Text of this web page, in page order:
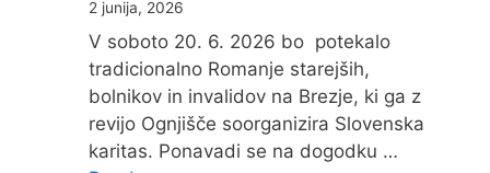
2 junija, 2026
V soboto 20. 6. 2026 bo potekalo
tradicionalno Romanje starejših,
bolnikov in invalidov na Brezje, ki ga z
revijo Ognjišče soorganizira Slovenska
karitas. Ponavadi se na dogodku …